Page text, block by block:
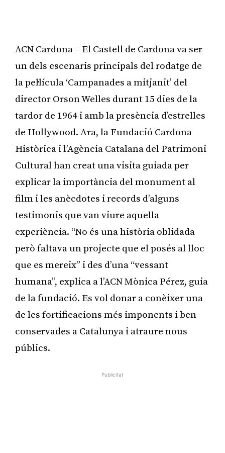
ACN Cardona – El Castell de Cardona va ser
un dels escenaris principals del rodatge de
la pel·lícula ‘Campanades a mitjanit’ del
director Orson Welles durant 15 dies de la
tardor de 1964 i amb la presència d’estrelles
de Hollywood. Ara, la Fundació Cardona
Històrica i l’Agència Catalana del Patrimoni
Cultural han creat una visita guiada per
explicar la importància del monument al
film i les anècdotes i records d’alguns
testimonis que van viure aquella
experiència. “No és una història oblidada
però faltava un projecte que el posés al lloc
que es mereix” i des d’una “vessant
humana”, explica a l’ACN Mònica Pérez, guia
de la fundació. Es vol donar a conèixer una
de les fortificacions més imponents i ben
conservades a Catalunya i atraure nous
públics.
Publicitat